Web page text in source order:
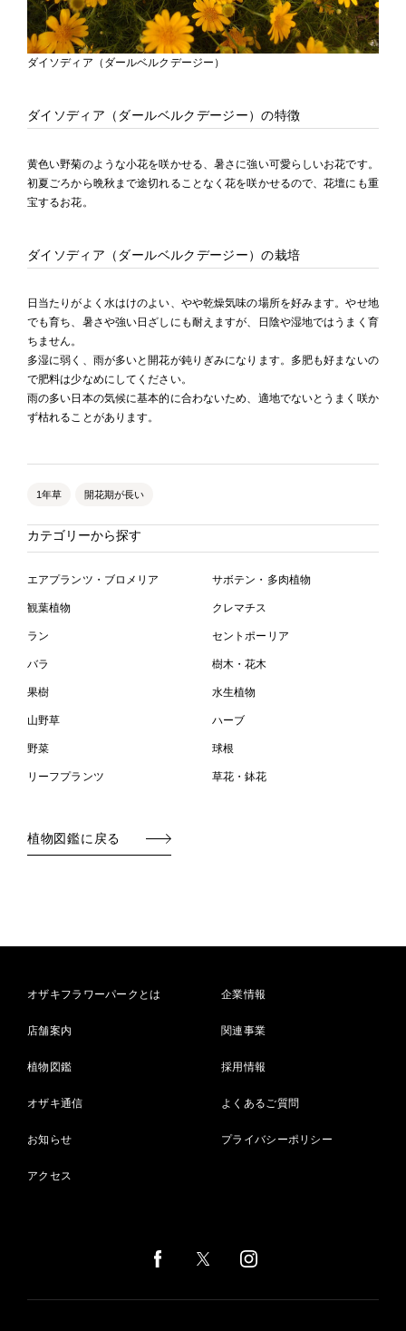
ダイソディア（ダールベルクデージー）
ダイソディア（ダールベルクデージー）の特徴
黄色い野菊のような小花を咲かせる、暑さに強い可愛らしいお花です。
初夏ごろから晩秋まで途切れることなく花を咲かせるので、花壇にも重
宝するお花。
ダイソディア（ダールベルクデージー）の栽培
日当たりがよく水はけのよい、やや乾燥気味の場所を好みます。やせ地
でも育ち、暑さや強い日ざしにも耐えますが、日陰や湿地ではうまく育
ちません。
多湿に弱く、雨が多いと開花が鈍りぎみになります。多肥も好まないの
で肥料は少なめにしてください。
雨の多い日本の気候に基本的に合わないため、適地でないとうまく咲か
ず枯れることがあります。
1年草 開花期が長い
カテゴリーから探す
エアプランツ・ブロメリア サボテン・多肉植物
観葉植物 クレマチス
ラン セントポーリア
バラ 樹木・花木
果樹 水生植物
山野草 ハーブ
野菜 球根
リーフプランツ 草花・鉢花
植物図鑑に戻る
オザキフラワーパークとは
店舗案内
植物図鑑
オザキ通信
お知らせ
アクセス
企業情報
関連事業
採用情報
よくあるご質問
プライバシーポリシー